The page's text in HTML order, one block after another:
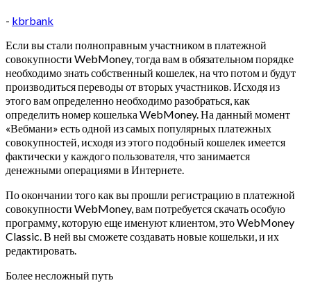
- kbrbank
Если вы стали полноправным участником в платежной
совокупности WebMoney, тогда вам в обязательном порядке
необходимо знать собственный кошелек, на что потом и будут
производиться переводы от вторых участников. Исходя из
этого вам определенно необходимо разобраться, как
определить номер кошелька WebMoney. На данный момент
«Вебмани» есть одной из самых популярных платежных
совокупностей, исходя из этого подобный кошелек имеется
фактически у каждого пользователя, что занимается
денежными операциями в Интернете.
По окончании того как вы прошли регистрацию в платежной
совокупности WebMoney, вам потребуется скачать особую
программу, которую еще именуют клиентом, это WebMoney
Classic. В ней вы сможете создавать новые кошельки, и их
редактировать.
Более несложный путь